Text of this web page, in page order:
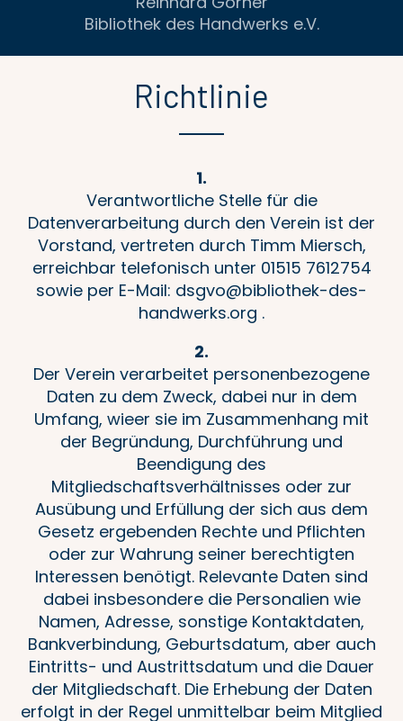
Bibliothek des Handwerks e.V.
Richtlinie
1.
Verantwortliche Stelle für die
Datenverarbeitung durch den Verein ist der
Vorstand, vertreten durch Timm Miersch,
erreichbar telefonisch unter 01515 7612754
sowie per E-Mail: dsgvo@bibliothek-des-
handwerks.org .
2.
Der Verein verarbeitet personenbezogene
Daten zu dem Zweck, dabei nur in dem
Umfang, wieer sie im Zusammenhang mit
der Begründung, Durchführung und
Beendigung des
Mitgliedschaftsverhältnisses oder zur
Ausübung und Erfüllung der sich aus dem
Gesetz ergebenden Rechte und Pflichten
oder zur Wahrung seiner berechtigten
Interessen benötigt. Relevante Daten sind
dabei insbesondere die Personalien wie
Namen, Adresse, sonstige Kontaktdaten,
Bankverbindung, Geburtsdatum, aber auch
Eintritts- und Austrittsdatum und die Dauer
der Mitgliedschaft. Die Erhebung der Daten
erfolgt in der Regel unmittelbar beim Mitglied